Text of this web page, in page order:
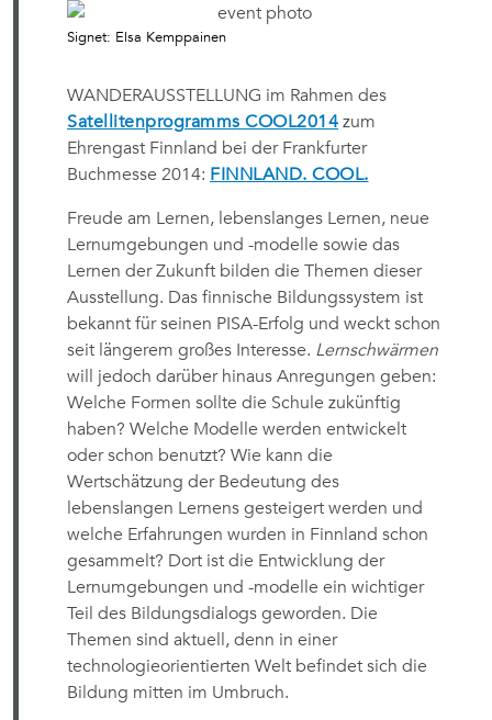
Signet: Elsa Kemppainen
WANDERAUSSTELLUNG im Rahmen des
Satellitenprogramms COOL2014 zum
Ehrengast Finnland bei der Frankfurter
Buchmesse 2014: FINNLAND. COOL.
Freude am Lernen, lebenslanges Lernen, neue
Lernumgebungen und -modelle sowie das
Lernen der Zukunft bilden die Themen dieser
Ausstellung. Das finnische Bildungssystem ist
bekannt für seinen PISA-Erfolg und weckt schon
seit längerem großes Interesse. Lernschwärmen
will jedoch darüber hinaus Anregungen geben:
Welche Formen sollte die Schule zukünftig
haben? Welche Modelle werden entwickelt
oder schon benutzt? Wie kann die
Wertschätzung der Bedeutung des
lebenslangen Lernens gesteigert werden und
welche Erfahrungen wurden in Finnland schon
gesammelt? Dort ist die Entwicklung der
Lernumgebungen und -modelle ein wichtiger
Teil des Bildungsdialogs geworden. Die
Themen sind aktuell, denn in einer
technologieorientierten Welt befindet sich die
Bildung mitten im Umbruch.